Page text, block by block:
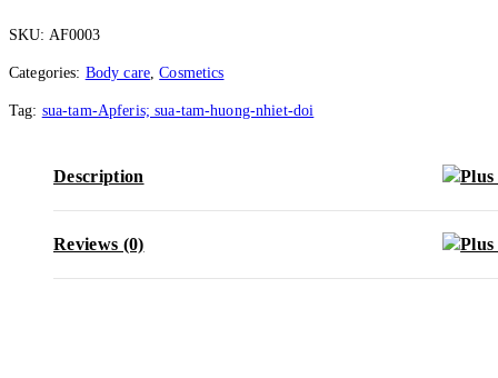
SKU: AF0003
Categories: Body care,Cosmetics
Tag: sua-tam-Apferis; sua-tam-huong-nhiet-doi
Description
Reviews (0)